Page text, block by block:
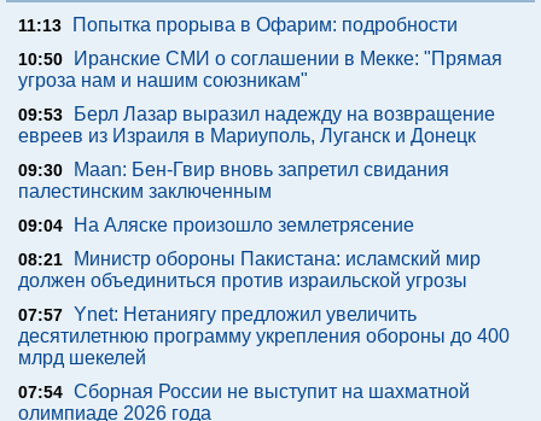
11:13 Попытка прорыва в Офарим: подробности
10:50
Иранские СМИ о соглашении в Мекке: "Прямая
угроза нам и нашим союзникам"
09:53
Берл Лазар выразил надежду на возвращение
евреев из Израиля в Мариуполь, Луганск и Донецк
09:30
Maan: Бен-Гвир вновь запретил свидания
палестинским заключенным
09:04 На Аляске произошло землетрясение
08:21
Министр обороны Пакистана: исламский мир
должен объединиться против израильской угрозы
07:57 Ynet: Нетаниягу предложил увеличить
десятилетнюю программу укрепления обороны до 400
млрд шекелей
07:54 Сборная России не выступит на шахматной
олимпиаде 2026 года